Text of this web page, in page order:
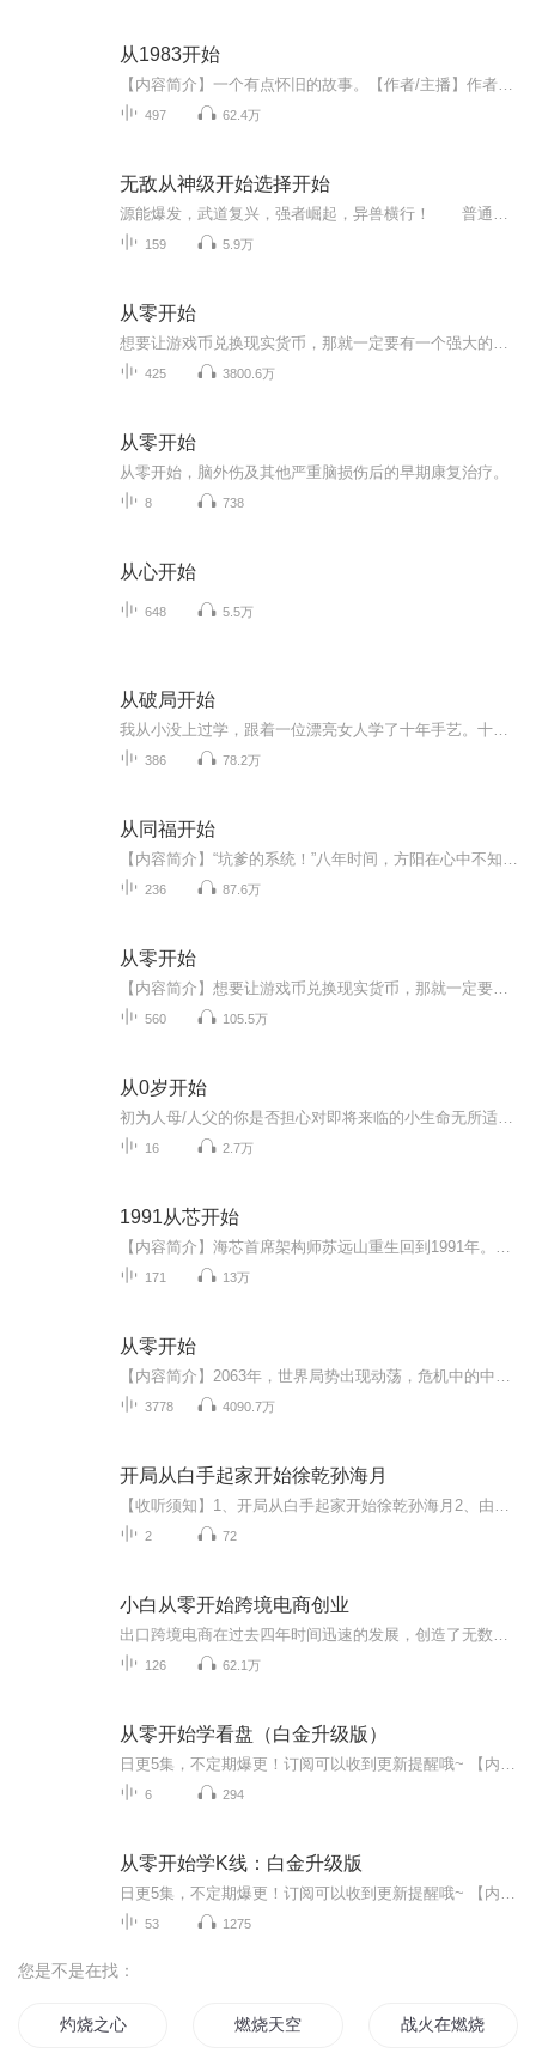
从1983开始
497 62.4万
无敌从神级开始选择开始
159 5.9万
从零开始
425 3800.6万
从零开始
从零开始，脑外伤及其他严重脑损伤后的早期康复治疗。
8 738
从心开始
648 5.5万
从破局开始
386 78.2万
从同福开始
236 87.6万
从零开始
560 105.5万
从0岁开始
16 2.7万
1991从芯开始
171 13万
从零开始
3778 4090.7万
开局从白手起家开始徐乾孙海月
2 72
小白从零开始跨境电商创业
126 62.1万
从零开始学看盘（白金升级版）
6 294
从零开始学K线：白金升级版
53 1275
您是不是在找：
灼烧之心 燃烧天空 战火在燃烧